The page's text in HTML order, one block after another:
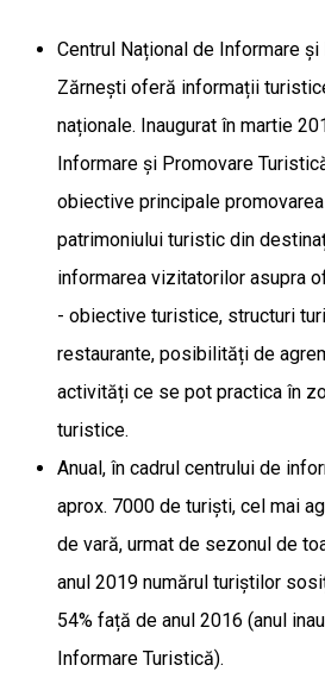
Centrul Național de Informare
Zărnești oferă informații
naționale. Inaugurat în martie
Informare și Promovare
obiective principale
patrimoniului turistic din
informarea vizitatorilor asupra
- obiective turistice, structuri
restaurante, posibilități de
activități ce se pot practica în
turistice.
Anual, în cadrul centrului de
aprox. 7000 de turiști, cel mai
de vară, urmat de sezonul de
anul 2019 numărul turiștilor
54% față de anul 2016 (anul
Informare Turistică).